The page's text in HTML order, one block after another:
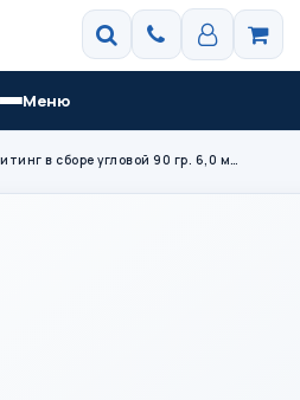
Меню
Фитинг в сборе угловой 90 гр. 6,0 мм